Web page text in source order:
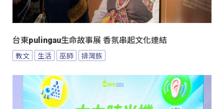
台東pulingau生命故事展 香氛串起文化連結
教文 生活 巫師 排灣族